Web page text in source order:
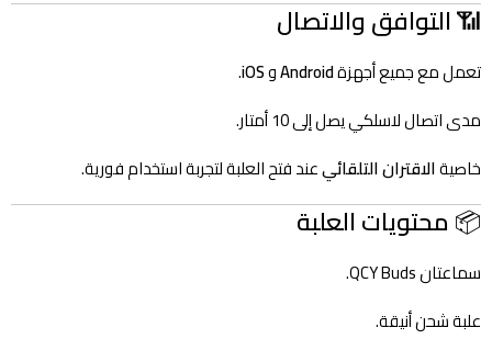
📶التوافق والاتصال
تعمل مع جميع أجهزةAndroidوiOS
.
مدى اتصال لاسلكي يصل إلى 10 أمتار.
خاصيةالاقتران التلقائيعند فتح العلبة لتجربة استخدام فورية.
📦محتويات العلبة
سماعتان QCY Buds.
علبة شحن أنيقة.